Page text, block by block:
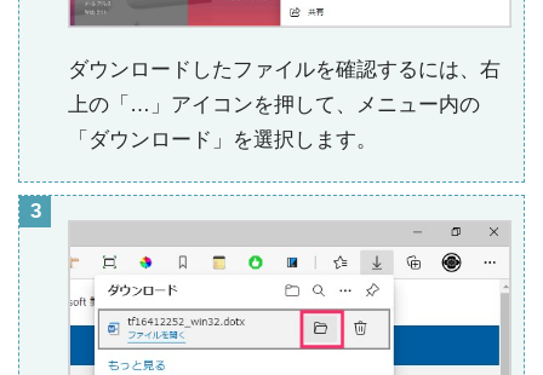
ダウンロードしたファイルを確認するには、右
上の「…」アイコンを押して、メニュー内の
「ダウンロード」を選択します。